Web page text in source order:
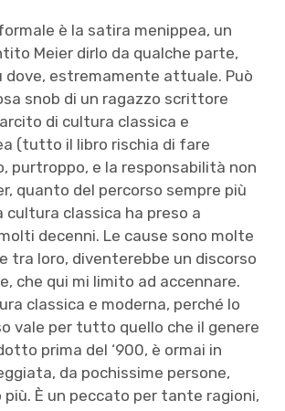
è la satira menippea, un
Meier dirlo da qualche parte,
dove, estremamente attuale. Può
snob di un ragazzo scrittore
di cultura classica e
(tutto il libro rischia di fare
purtroppo, e la responsabilità non
quanto del percorso sempre più
cultura classica ha preso a
decenni. Le cause sono molte
tra loro, diventerebbe un discorso
che qui mi limito ad accennare.
classica e moderna, perché lo
vale per tutto quello che il genere
prima del ‘900, è ormai in
da pochissime persone,
È un peccato per tante ragioni,